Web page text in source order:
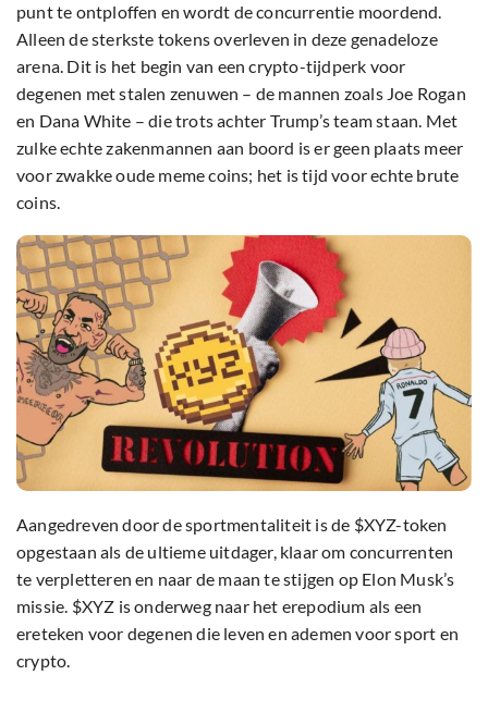
punt te ontploffen en wordt de concurrentie moordend.
Alleen de sterkste tokens overleven in deze genadeloze
arena. Dit is het begin van een crypto-tijdperk voor
degenen met stalen zenuwen – de mannen zoals Joe Rogan
en Dana White – die trots achter Trump’s team staan. Met
zulke echte zakenmannen aan boord is er geen plaats meer
voor zwakke oude meme coins; het is tijd voor echte brute
coins.
Aangedreven door de sportmentaliteit is de $XYZ-token
opgestaan als de ultieme uitdager, klaar om concurrenten
te verpletteren en naar de maan te stijgen op Elon Musk’s
missie. $XYZ is onderweg naar het erepodium als een
ereteken voor degenen die leven en ademen voor sport en
crypto.